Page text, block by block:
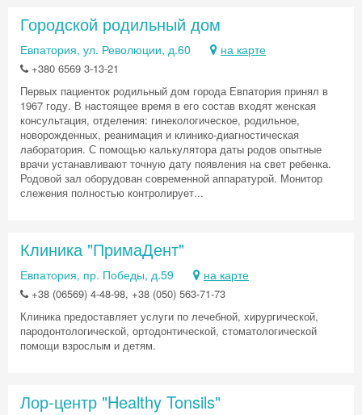
Городской родильный дом
Евпатория, ул. Революции, д.60 на карте
+380 6569 3-13-21
Первых пациенток родильный дом города Евпатория принял в
1967 году. В настоящее время в его состав входят женская
консультация, отделения: гинекологическое, родильное,
новорожденных, реанимация и клинико-диагностическая
лаборатория. С помощью калькулятора даты родов опытные
врачи устанавливают точную дату появления на свет ребенка.
Родовой зал оборудован современной аппаратурой. Монитор
слежения полностью контролирует...
Клиника "ПримаДент"
Евпатория, пр. Победы, д.59 на карте
+38 (06569) 4-48-98, +38 (050) 563-71-73
Клиника предоставляет услуги по лечебной, хирургической,
пародонтологической, ортодонтической, стоматологической
помощи взрослым и детям.
Лор-центр "Healthy Tonsils"
Скидка −5%
промокод на первое бронирование!